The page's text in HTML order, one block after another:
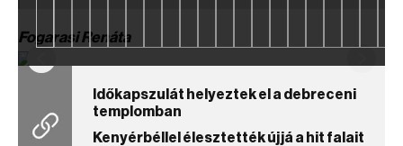
Fogarasi Renáta
Időkapszulát helyeztek el a debreceni
templomban
Kenyérbéllel élesztették újjá a hit falait